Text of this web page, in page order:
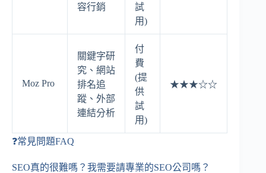
容行銷
試
用)
Moz Pro
關鍵字研
究、網站
排名追
蹤、外部
連結分析
付
費
(提
供
試
用)
★★★☆☆
❓常見問題FAQ
SEO真的很難嗎？我需要請專業的SEO公司嗎？